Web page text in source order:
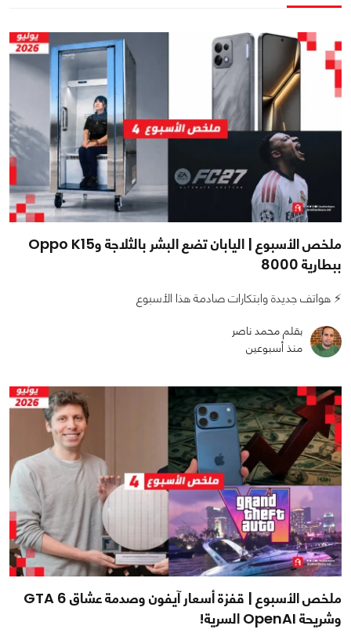
ملخص الأسبوع | اليابان تضع البشر بالثلاجة وOppo K15
ببطارية 8000
⚡ هواتف جديدة وابتكارات صادمة هذا الأسبوع
بقلم محمد ناصر
منذ أسبوعين
ملخص الأسبوع | قفزة أسعار آيفون وصدمة عشاق GTA 6
وشريحة OpenAI السرية!